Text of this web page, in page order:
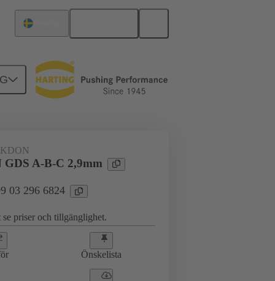
till dotterkort 09 03 296 6824
A-B-C 2,9mm
03 296 6824
priser och tillgänglighet.
Önskelista